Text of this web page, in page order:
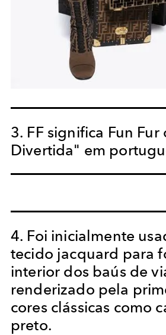
3. FF significa Fun Fur
Divertida" em
4. Foi inicialmente
tecido jacquard para
interior dos baús de
renderizado pela
cores clássicas como
preto.